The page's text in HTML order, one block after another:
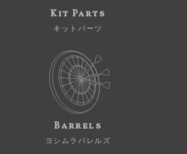
Kit Parts
キットパーツ
Barrels
ヨシムラバレルズ